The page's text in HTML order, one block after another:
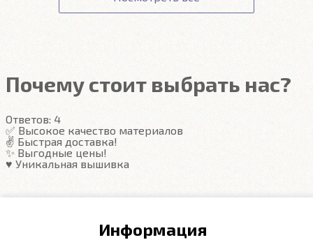
Гарантия на автоковрики 1 год.
сотрудники доступа не имеют.
Почему стоит выбрать нас?
Ответов: 4
✅ Высокое качество материалов
✌️ Быстрая доставка!
✨ Выгодные цены!
♥️ Уникальная вышивка
Информация